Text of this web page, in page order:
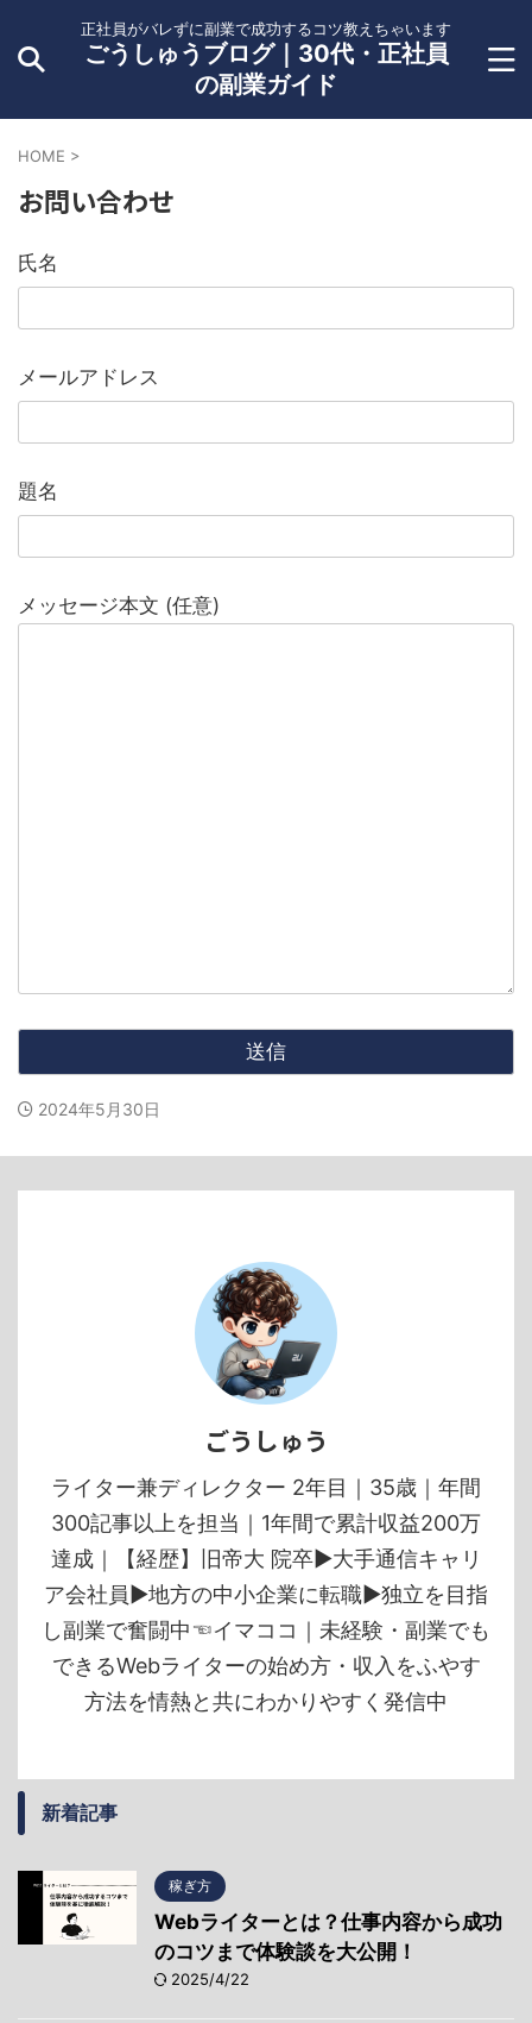
正社員がバレずに副業で成功するコツ教えちゃいます
ごうしゅうブログ｜30代・正社員
の副業ガイド
HOME >
お問い合わせ
氏名
メールアドレス
題名
メッセージ本文 (任意)
2024年5月30日
ごうしゅう
ライター兼ディレクター 2年目｜35歳｜年間
300記事以上を担当｜1年間で累計収益200万
達成｜【経歴】旧帝大 院卒▶︎大手通信キャリ
ア会社員▶︎地方の中小企業に転職▶︎独立を目指
し副業で奮闘中☜イマココ｜未経験・副業でも
できるWebライターの始め方・収入をふやす
方法を情熱と共にわかりやすく発信中
新着記事
稼ぎ方
Webライターとは？仕事内容から成功
のコツまで体験談を大公開！
2025/4/22